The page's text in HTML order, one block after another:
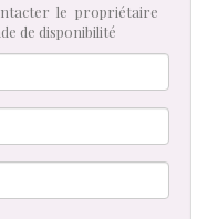
le propriétaire
de disponibilité